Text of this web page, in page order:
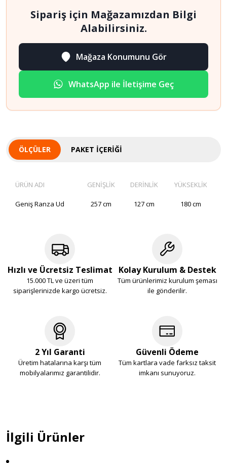
Sipariş için Mağazamızdan Bilgi
Alabilirsiniz.
Mağaza Konumunu Gör
WhatsApp ile İletişime Geç
ÖLÇÜLER PAKET İÇERIĞI
ÜRÜN ADI GENİŞLİK DERİNLİK YÜKSEKLİK
Geniş Ranza Ud 257 cm 127 cm 180 cm
Hızlı ve Ücretsiz Teslimat
15.000 TL ve üzeri tüm
siparişlerinizde kargo ücretsiz.
Kolay Kurulum & Destek
Tüm ürünlerimiz kurulum şeması
ile gönderilir.
2 Yıl Garanti
Üretim hatalarına karşı tüm
mobilyalarımız garantilidir.
Güvenli Ödeme
Tüm kartlara vade farksız taksit
imkanı sunuyoruz.
İlgili Ürünler